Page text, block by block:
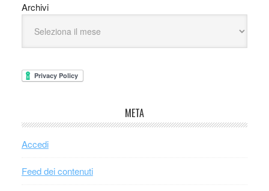
Archivi
META
Accedi
Feed dei contenuti